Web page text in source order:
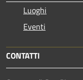
Luoghi
Eventi
CONTATTI